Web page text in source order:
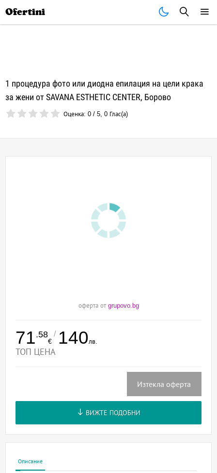
Ofertini
1 процедура фото или диодна епилация на цели крака
за жени от SAVANA ESTHETIC CENTER, Борово
Оценка:0 /5,0 Глас(а)
оферта от grupovo.bg
71.58
€
/ 140лв.
ТОП ЦЕНА
Изтекла оферта
ВИЖТЕ ПОДОБНИ
Описание